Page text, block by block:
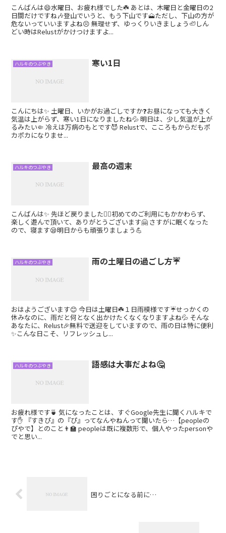
こんばんは😄水曜日、お疲れ様でした☘️ あとは、木曜日と金曜日の2
日間だけですね🎶登山でいうと、もう下山です🗻ただし、下山の方が
危ないっていいますよね😣 無理せず、ゆっくりいきましょう🦥しん
どい時はRelustがかけつけますよ...
ハルキのつぶやき 寒い1日
こんにちは✨ 土曜日、いかがお過ごしですか❓お昼になっても大きく
気温は上がらず、寒い1日になりましたね💦 明日は、少し気温が上が
るみたい🤏 冷えは万病のもとです😈 Relustで、こころもからだもポ
カポカになりませ...
ハルキのつぶやき 最高の週末
こんばんは✨ 先ほど戻りました🙋‍♂️初めてのご利用にもかかわらず、
楽しく遊んで頂いて、ありがとうございます🤗 さすがに眠くなった
ので、寝ます😪明日からも頑張りましょう💪
ハルキのつぶやき 雨の土曜日の過ごし方☔
おはようございます😊 今日は土曜日☘️１日雨模様です☔️せっかくの
休みなのに、雨だと何となく出かけたくなくなりますよね💦 そんな
あなたに、Relust🎉無料で送迎をしていますので、雨の日は特に便利
✨こんな日こそ、リフレッシュし...
ハルキのつぶやき 語感は大事だよね🤔
お疲れ様です🍵 気になったことは、すぐGoogle先生に聞くハルキで
す✋ 『すきぴ』の『ぴ』ってなんやねんって聞いたら…【peopleの
ぴやで】とのこと👨‍🏫 peopleは既に複数形で、個人やったpersonや
でと思い...
困りごとになる前に…